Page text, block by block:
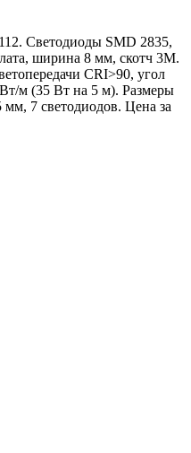
Светодиоды SMD 2835,
ширина 8 мм, скотч 3M.
CRI>90, угол
м (35 Вт на 5 м). Размеры
7 светодиодов. Цена за